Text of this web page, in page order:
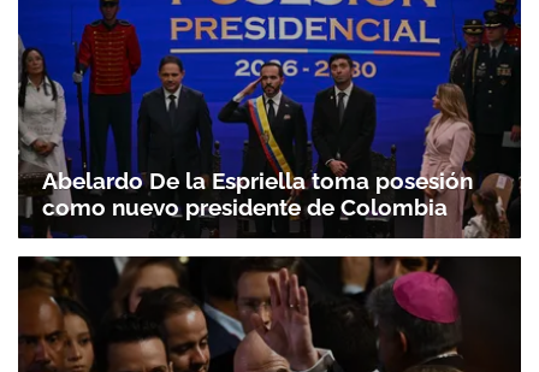
Abelardo De la Espriella toma posesión
como nuevo presidente de Colombia